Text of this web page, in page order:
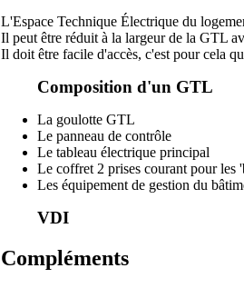
L'Espace Technique Électrique du
Il peut être réduit à la largeur de la GTL
Il doit être facile d'accès, c'est pour cela
Composition d'un GTL
La goulotte GTL
Le panneau de contrôle
Le tableau électrique principal
Le coffret 2 prises courant pour les
Les équipement de gestion du
VDI
Compléments